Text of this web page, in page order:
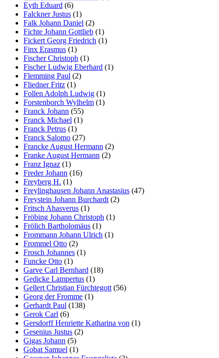
Eyth Eduard (6)
Falckner Justus (1)
Falk Johann Daniel (2)
Fichte Johann Gottlieb (1)
Fickert Georg Friedrich (1)
Finx Erasmus (1)
Fischer Christoph (1)
Fischer Ludwig Eberhard (1)
Flemming Paul (2)
Fliedner Fritz (1)
Follen Adolph Ludwig (1)
Forstenborch Wylhelm (1)
Franck Johann (55)
Franck Michael (1)
Franck Petrus (1)
Franck Salomo (27)
Francke August Hermann (2)
Franke August Hermann (2)
Franz Ignaz (1)
Freder Johann (16)
Freyberg H. (1)
Freylinghausen Johann Anastasius (47)
Freystein Johann Burchardt(2)
Fritsch Ahasverus (1)
Fröbing Johann Christoph (1)
Frölich Bartholomäus (1)
Frommann Johann Ulrich (1)
Frommel Otto (2)
Frosch Johannes (1)
Funcke Otto (1)
Garve Carl Bernhard (18)
Gedicke Lampertus (1)
Gellert Christian Fürchtegott(56)
Georg der Fromme (1)
Gerhardt Paul (138)
Gerok Carl (6)
Gersdorff Henriette Katharina von (1)
Gesenius Justus (2)
Gigas Johann (5)
Gobat Samuel (1)